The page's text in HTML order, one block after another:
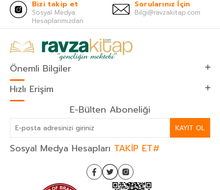
Bizi takip et
Sosyal Medya
Hesaplarımızdan
Sorularınız İçin
Bilgi@ravzakitap.com
Önemli Bilgiler
Hızlı Erişim
E-Bülten Aboneliği
KAYIT OL
Sosyal Medya Hesapları TAKİP ET#